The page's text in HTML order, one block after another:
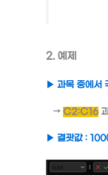
2. 예제
▶ 과목 중에서
→ C2:C16
▶ 결괏값 :